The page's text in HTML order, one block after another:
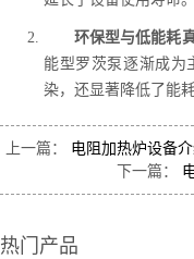
环保型与低能耗
能型罗茨泵逐渐成为
染，还显著降低了能耗
上一篇：
电阻加热炉设备
下一篇：
热门产品